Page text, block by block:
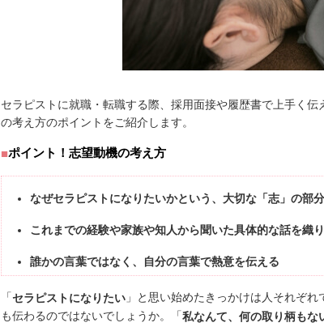
セラピストに就職・転職する際、採用面接や履歴書で上手く
の考え方のポイントをご紹介します。
ポイント！志望動機の考え方
なぜセラピストになりたいかという、大切な「志」の部
これまでの経験や家族や知人から聞いた具体的な話を織
誰かの言葉ではなく、自分の言葉で熱意を伝える
「セラピストになりたい 」と思い始めたきっかけは人それぞ
も伝わるのではないでしょうか。「私なんて、何の取り柄もな